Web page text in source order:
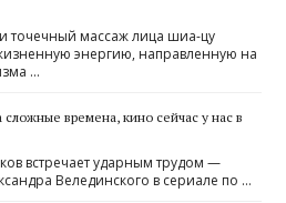
точечный массаж лица шиа-цу
энергию, направленную на
…
времена, кино сейчас у нас в
встречает ударным трудом —
Велединского в сериале по …